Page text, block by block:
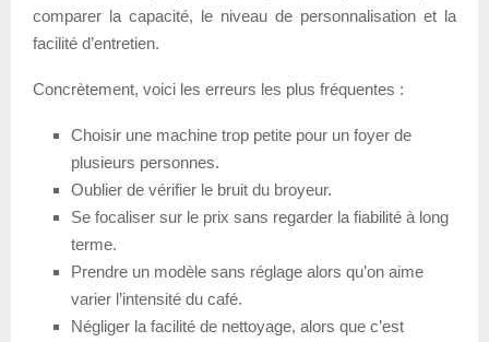
comparer la capacité, le niveau de personnalisation et la
facilité d’entretien.
Concrètement, voici les erreurs les plus fréquentes :
Choisir une machine trop petite pour un foyer de
plusieurs personnes.
Oublier de vérifier le bruit du broyeur.
Se focaliser sur le prix sans regarder la fiabilité à long
terme.
Prendre un modèle sans réglage alors qu’on aime
varier l’intensité du café.
Négliger la facilité de nettoyage, alors que c’est